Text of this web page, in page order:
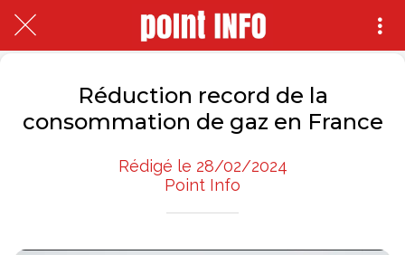
Réduction record de la
consommation de gaz en France
Rédigé le 28/02/2024
Point Info